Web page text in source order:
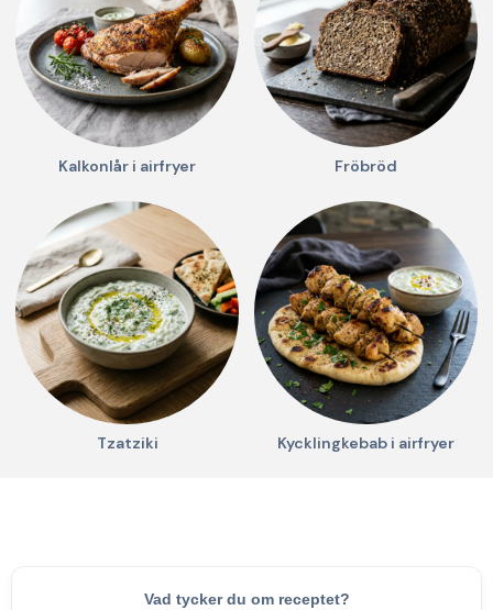
Kalkonlår i airfryer Fröbröd
Tzatziki Kycklingkebab i airfryer
Vad tycker du om receptet?